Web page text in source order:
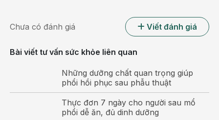
Chưa có đánh giá Viết đánh giá
Bài viết tư vấn sức khỏe liên quan
Những dưỡng chất quan trọng giúp
phổi hồi phục sau phẫu thuật
Thực đơn 7 ngày cho người sau mổ
phổi dễ ăn, đủ dinh dưỡng